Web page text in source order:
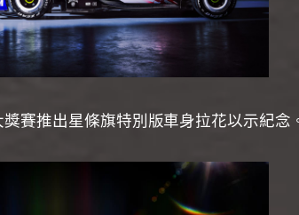
賽推出星條旗特別版車身拉花以示紀念